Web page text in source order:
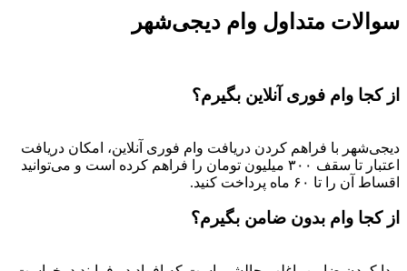
سوالات متداول وام دیجی‌شهر
از کجا وام فوری آنلاین بگیرم؟
دیجی‌شهر با فراهم کردن دریافت وام فوری آنلاین، امکان دریافت
اعتبار تا سقف ۳۰۰ میلیون تومان را فراهم کرده است و می‌توانید
اقساط آن را تا ۶۰ ماه پرداخت کنید.
از کجا وام بدون ضامن بگیرم؟